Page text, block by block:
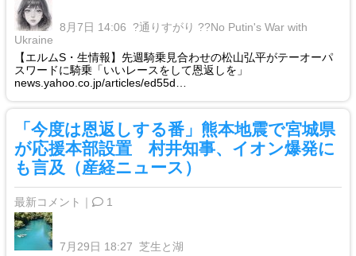
8月7日 14:06 ?通りすがり ??No Putin's War with
Ukraine
【エルムS・生情報】先週騎乗見合わせの松山弘平がテーオーパ
スワードに騎乗「いいレースをして恩返しを」
news.yahoo.co.jp/articles/ed55d…
「今度は恩返しする番」熊本地震で宮城県
が応援本部設置 村井知事、イオン爆発に
も言及（産経ニュース）
最新コメント｜ 1
7月29日 18:27 芝生と湖